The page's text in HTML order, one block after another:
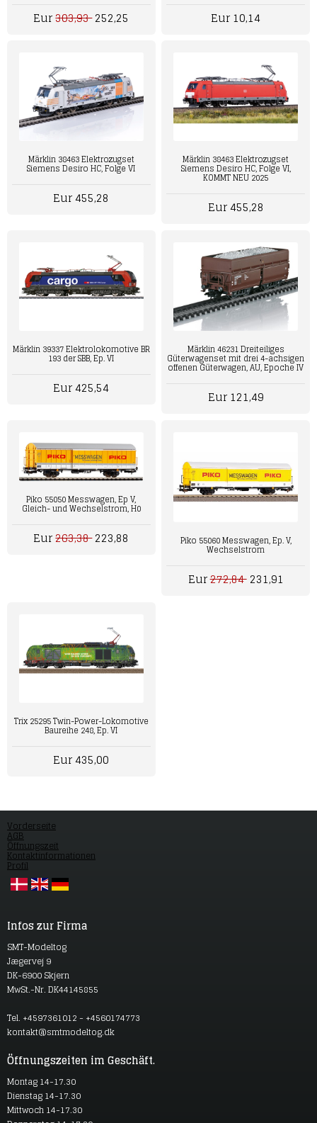
Eur303,93252,25 Eur 10,14
Märklin 38463 Elektrozugset
Siemens Desiro HC, Folge VI
Eur 455,28
Märklin 38463 Elektrozugset
Siemens Desiro HC, Folge VI,
KOMMT NEU 2025
Eur 455,28
Märklin 39337 Elektrolokomotive BR
193 der SBB, Ep. VI
Eur 425,54
Märklin 46231 Dreiteiliges
Güterwagenset mit drei 4-achsigen
offenen Güterwagen, AU, Epoche IV
Eur 121,49
Piko 55050 Messwagen, Ep V,
Gleich- und Wechselstrom, H0
Eur263,38223,88 Piko 55060 Messwagen, Ep. V,
Wechselstrom
Eur272,84231,91
Trix 25295 Twin-Power-Lokomotive
Baureihe 248, Ep. VI
Eur 435,00
Vorderseite
AGB
Öffnungszeit
Kontaktinformationen
Profil
Infos zur Firma
SMT-Modeltog
Jægervej 9
DK-6900 Skjern
MwSt.-Nr. DK44145855
Tel. +4597361012 - +4560174773
kontakt@smtmodeltog.dk
Öffnungszeiten im Geschäft.
Montag 14-17.30
Dienstag 14-17.30
Mittwoch 14-17.30